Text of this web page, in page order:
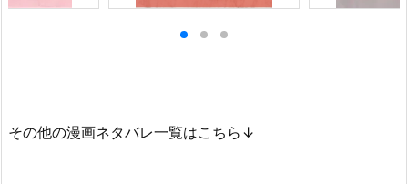
その他の漫画ネタバレ一覧はこちら↓